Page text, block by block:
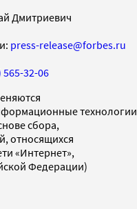
Дмитриевич
press-release@forbes.ru
565-32-06
технологии
сбора,
относящихся
«Интернет»,
Федерации)